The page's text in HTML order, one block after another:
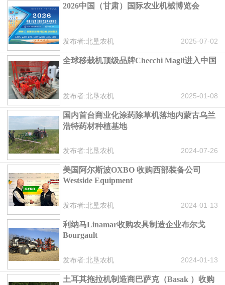
2026中国（甘肃）国际农业机械博览会
发布者:北垦农机 2025-07-02
全球移栽机顶级品牌Checchi Magli进入中国
发布者:北垦农机 2025-01-08
国内首台商业化涂药除草机落地内蒙古乌兰
浩特药材种植基地
发布者:北垦农机 2024-07-26
美国阿尔斯波OXBO 收购西部装备公司
Westside Equipment
发布者:北垦农机 2024-01-13
利纳马Linamar收购农具制造企业布尔戈
Bourgault
发布者:北垦农机 2024-01-13
土耳其拖拉机制造商巴萨克（Basak ）收购